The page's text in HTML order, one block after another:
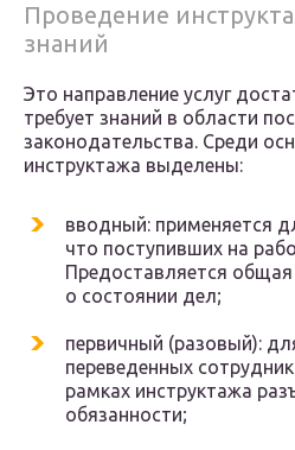
Проведение
знаний
Это направление услуг
требует знаний в области
законодательства. Среди
инструктажа выделены:
вводный: применяется
что поступивших на
Предоставляется
о состоянии дел;
первичный (разовый):
переведенных
рамках инструктажа
обязанности;